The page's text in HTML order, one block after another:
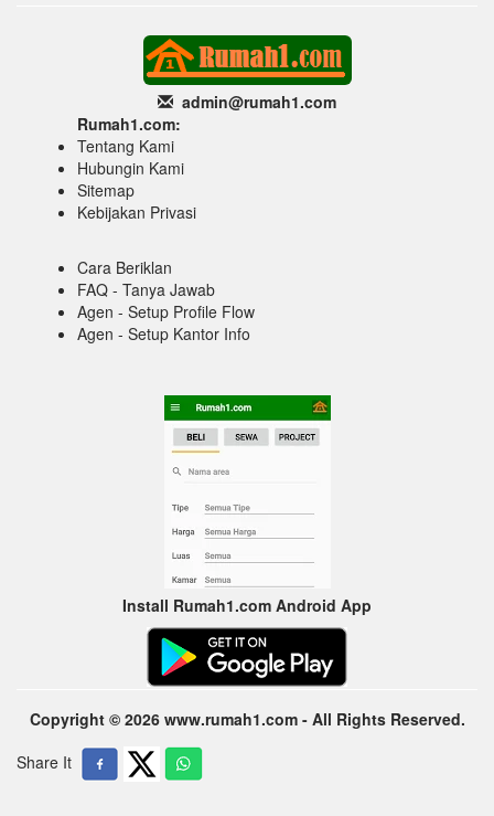
admin@rumah1.com
Rumah1.com:
Tentang Kami
Hubungin Kami
Sitemap
Kebijakan Privasi
Cara Beriklan
FAQ - Tanya Jawab
Agen - Setup Profile Flow
Agen - Setup Kantor Info
Install Rumah1.com Android App
Copyright © 2026 www.rumah1.com - All Rights Reserved.
Share It